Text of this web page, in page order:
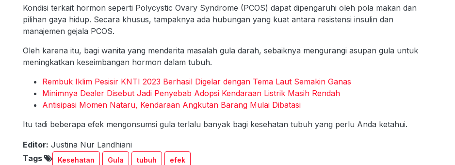
Kondisi terkait hormon seperti Polycystic Ovary Syndrome (PCOS) dapat dipengaruhi oleh pola makan dan
pilihan gaya hidup. Secara khusus, tampaknya ada hubungan yang kuat antara resistensi insulin dan
manajemen gejala PCOS.
Oleh karena itu, bagi wanita yang menderita masalah gula darah, sebaiknya mengurangi asupan gula untuk
meningkatkan keseimbangan hormon dalam tubuh.
Rembuk Iklim Pesisir KNTI 2023 Berhasil Digelar dengan Tema Laut Semakin Ganas
Minimnya Dealer Disebut Jadi Penyebab Adopsi Kendaraan Listrik Masih Rendah
Antisipasi Momen Nataru, Kendaraan Angkutan Barang Mulai Dibatasi
Itu tadi beberapa efek mengonsumsi gula terlalu banyak bagi kesehatan tubuh yang perlu Anda ketahui.
Editor: Justina Nur Landhiani
Tags
Kesehatan Gula tubuh efek